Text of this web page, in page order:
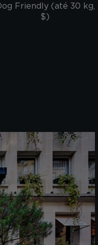
Friendly (até 30 kg,
$)